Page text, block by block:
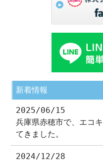
新着情報
2025/06/15
兵庫県赤穂市で、エコ
てきました。
2024/12/28